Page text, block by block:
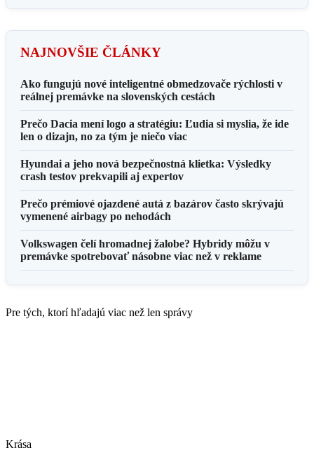
NAJNOVŠIE ČLÁNKY
Ako fungujú nové inteligentné obmedzovače rýchlosti v
reálnej premávke na slovenských cestách
Prečo Dacia mení logo a stratégiu: Ľudia si myslia, že ide
len o dizajn, no za tým je niečo viac
Hyundai a jeho nová bezpečnostná klietka: Výsledky
crash testov prekvapili aj expertov
Prečo prémiové ojazdené autá z bazárov často skrývajú
vymenené airbagy po nehodách
Volkswagen čelí hromadnej žalobe? Hybridy môžu v
premávke spotrebovať násobne viac než v reklame
Pre tých, ktorí hľadajú viac než len správy
Krása